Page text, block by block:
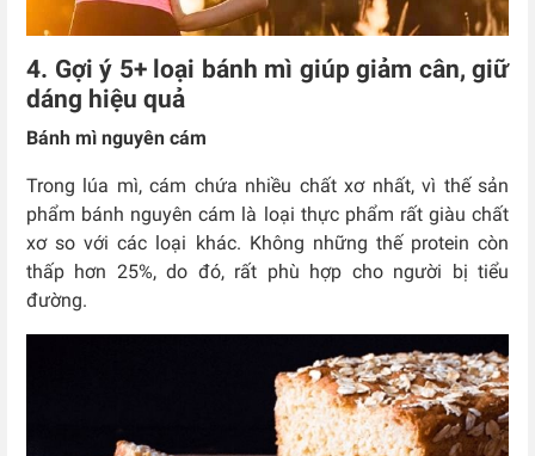
4. Gợi ý 5+ loại bánh mì giúp giảm cân, giữ
dáng hiệu quả
Bánh mì nguyên cám
Trong lúa mì, cám chứa nhiều chất xơ nhất, vì thế sản
phẩm bánh nguyên cám là loại thực phẩm rất giàu chất
xơ so với các loại khác. Không những thế protein còn
thấp hơn 25%, do đó, rất phù hợp cho người bị tiểu
đường.